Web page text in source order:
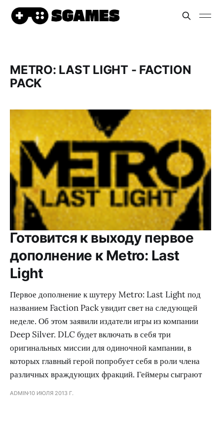
METRO: LAST LIGHT - FACTION
PACK
Готовится к выходу первое
дополнение к Metro: Last
Light
Первое дополнение к шутеру Metro: Last Light под
названием Faction Pack увидит свет на следующей
неделе. Об этом заявили издатели игры из компании
Deep Silver. DLC будет включать в себя три
оригинальных миссии для одиночной кампании, в
которых главный герой попробует себя в роли члена
различных враждующих фракций. Геймеры сыграют
ADMIN10 ИЮЛЯ 2013 Г.